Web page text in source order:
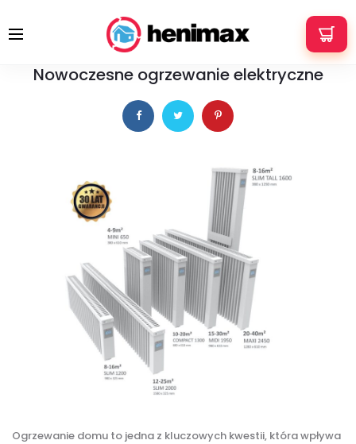
24 lutego 2025
Nowoczesne ogrzewanie elektryczne
Ogrzewanie domu to jedna z kluczowych kwestii, która wpływa